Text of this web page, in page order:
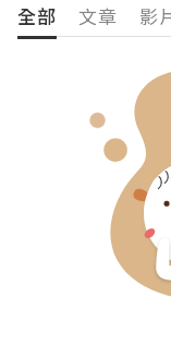
全部 文章 影